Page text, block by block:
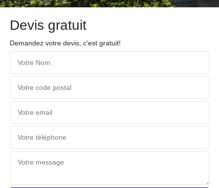
Devis gratuit
Demandez votre devis, c'est gratuit!